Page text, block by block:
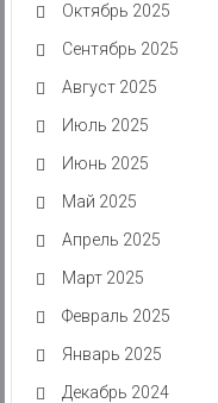
Октябрь 2025
Сентябрь 2025
Август 2025
Июль 2025
Июнь 2025
Май 2025
Апрель 2025
Март 2025
Февраль 2025
Январь 2025
Декабрь 2024